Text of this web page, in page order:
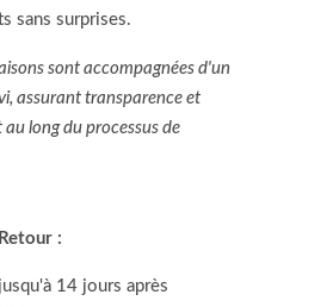
sans surprises.
sont accompagnées d'un
assurant transparence et
long du processus de
:
14 jours après